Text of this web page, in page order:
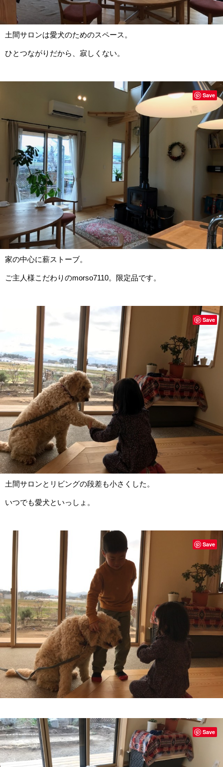
土間サロンは愛犬のためのスペース。
ひとつながりだから、寂しくない。
家の中心に薪ストーブ。
ご主人様こだわりのmorso7110。限定品です。
Save
土間サロンとリビングの段差も小さくした。
いつでも愛犬といっしょ。
Save
Save
Save